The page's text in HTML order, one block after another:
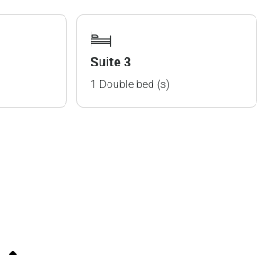
Suite 3
1 Double bed (s)